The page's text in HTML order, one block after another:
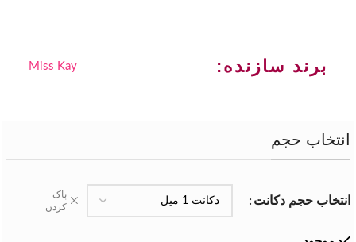
برند سازنده: Miss Kay
انتخاب حجم
انتخاب حجم دکانت
پاک
کردن